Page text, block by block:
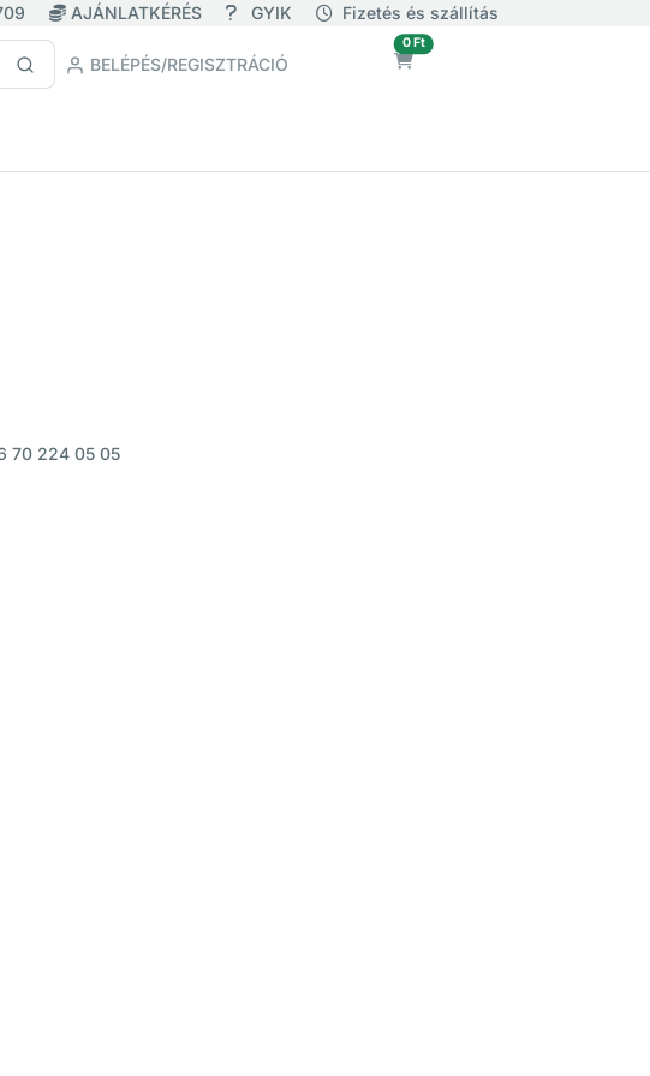
AJÁNLATKÉRÉS GYIK Fizetés és szállítás
BELÉPÉS/REGISZTRÁCIÓ
0 Ftüres
70 224 05 05